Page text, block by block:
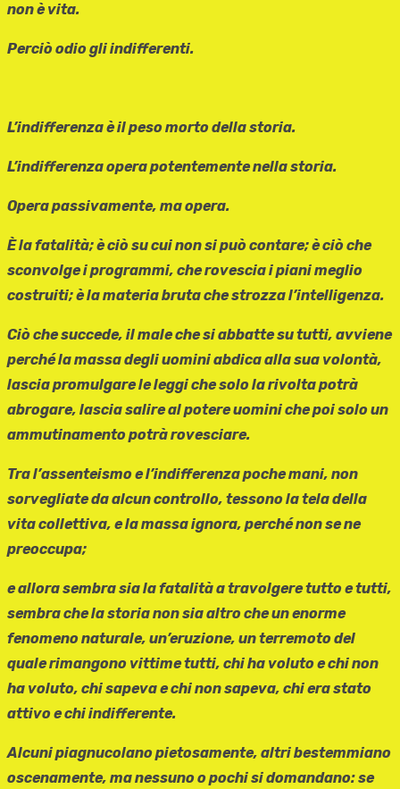
non è vita.
Perciò odio gli indifferenti.
L’indifferenza è il peso morto della storia.
L’indifferenza opera potentemente nella storia.
Opera passivamente, ma opera.
È la fatalità; è ciò su cui non si può contare; è ciò che
sconvolge i programmi, che rovescia i piani meglio
costruiti; è la materia bruta che strozza l’intelligenza.
Ciò che succede, il male che si abbatte su tutti, avviene
perché la massa degli uomini abdica alla sua volontà,
lascia promulgare le leggi che solo la rivolta potrà
abrogare, lascia salire al potere uomini che poi solo un
ammutinamento potrà rovesciare.
Tra l’assenteismo e l’indifferenza poche mani, non
sorvegliate da alcun controllo, tessono la tela della
vita collettiva, e la massa ignora, perché non se ne
preoccupa;
e allora sembra sia la fatalità a travolgere tutto e tutti,
sembra che la storia non sia altro che un enorme
fenomeno naturale, un’eruzione, un terremoto del
quale rimangono vittime tutti, chi ha voluto e chi non
ha voluto, chi sapeva e chi non sapeva, chi era stato
attivo e chi indifferente.
Alcuni piagnucolano pietosamente, altri bestemmiano
oscenamente, ma nessuno o pochi si domandano: se